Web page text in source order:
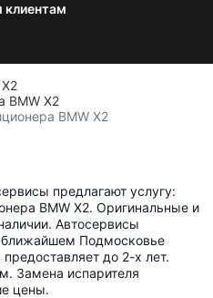
клиентам
BMW X2
BMW X2
предлагают услугу:
BMW X2. Оригинальные и
Автосервисы
ближайшем Подмосковье
до 2-х лет.
Замена испарителя
цены.